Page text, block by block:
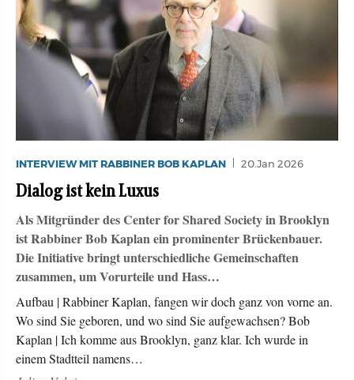
INTERVIEW MIT RABBINER BOB KAPLAN 20.Jan 2026
Dialog ist kein Luxus
Als Mitgründer des Center for Shared Society in Brooklyn
ist Rabbiner Bob Kaplan ein prominenter Brückenbauer.
Die Initiative bringt unterschiedliche Gemeinschaften
zusammen, um Vorurteile und Hass…
Aufbau | Rabbiner Kaplan, fangen wir doch ganz von vorne an.
Wo sind Sie geboren, und wo sind Sie aufgewachsen? Bob
Kaplan | Ich komme aus Brooklyn, ganz klar. Ich wurde in
einem Stadtteil namens…